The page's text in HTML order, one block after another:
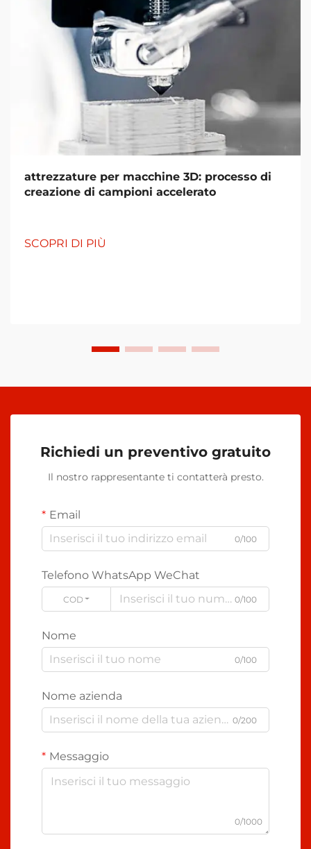
attrezzature per macchine 3D: processo di
creazione di campioni accelerato
SCOPRI DI PIÙ
Richiedi un preventivo gratuito
Il nostro rappresentante ti contatterà presto.
Email
0/100
Telefono WhatsApp WeChat
CODE 0/100
Nome
0/100
Nome azienda
0/200
Messaggio
0/1000